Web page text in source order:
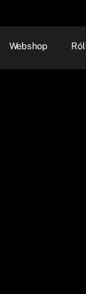
Webshop